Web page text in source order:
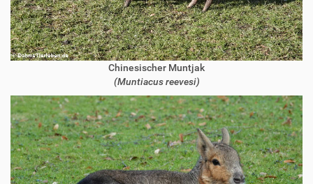
Chinesischer Muntjak
(Muntiacus reevesi)